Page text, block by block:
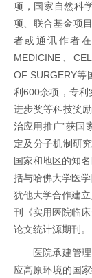
项，国家自然科
项、联合基金项
者或通讯作者在
MEDICINE、
OF SURGERY等
利600余项，专利
进步奖等科技奖
治应用推广”获国
定及分子机制研
国家和地区的知
括与哈佛大学医
犹他大学合作建
刊《实用医院临
论文统计源期刊。
医院承建管
应高原环境的国